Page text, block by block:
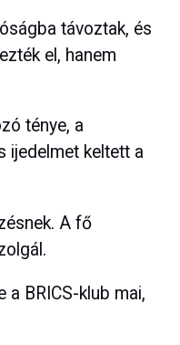
távoztak, és
el, hanem
ténye, a
ijedelmet keltett a
A fő
a BRICS-klub mai,